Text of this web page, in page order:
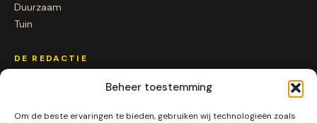
Beheer toestemming
Om de beste ervaringen te bieden, gebruiken wij technologieën zoals
Duurzaam
Tuin
DE REDACTIE
Samenwerken